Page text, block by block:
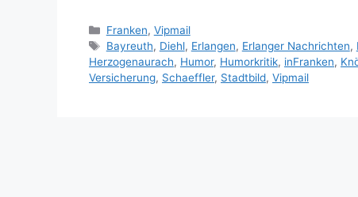
Kategorien
Franken, Vipmail
Schlagwörter
Bayreuth, Diehl, Erlangen, Erlanger Nachrichten,
Herzogenaurach, Humor, Humorkritik, inFranken,
Versicherung, Schaeffler, Stadtbild, Vipmail